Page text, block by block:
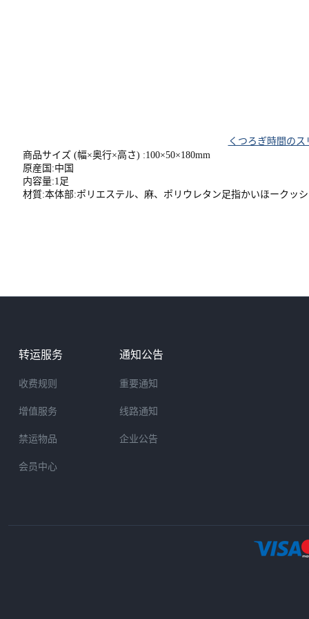
くつろぎ時間の
商品サイズ (幅×奥行×高さ) :100×50×180mm
原産国:中国
内容量:1足
材質:本体部:ポリエステル、麻、ポリウレタン足指かいほークッ
转运服务
收费规则
增值服务
禁运物品
会员中心
通知公告
重要通知
线路通知
企业公告